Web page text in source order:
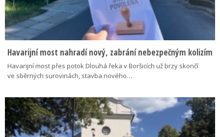
Havarijní most nahradí nový, zabrání nebezpečným kolizím
Havarijní most přes potok Dlouhá řeka v Boršicích už brzy skončí
ve sběrných surovinách, stavba nového…